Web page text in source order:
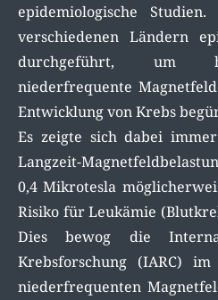
epidemiologische
verschiedenen Ländern
durchgeführt, um
niederfrequente
Entwicklung von Krebs
Es zeigte sich dabei
Langzeit-
0,4 Mikrotesla
Risiko für Leukämie
Dies bewog die
Krebsforschung (IARC)
niederfrequenten